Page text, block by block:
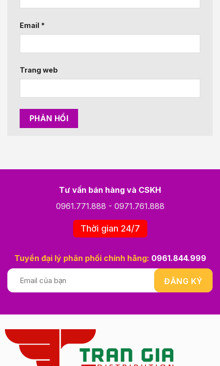
Email *
Trang web
Tư vấn bán hàng và CSKH
0961.771.888 - 0971.761.888
Thời gian 24/7
Tuyển đại lý phân phối chính hãng: 0961.844.999